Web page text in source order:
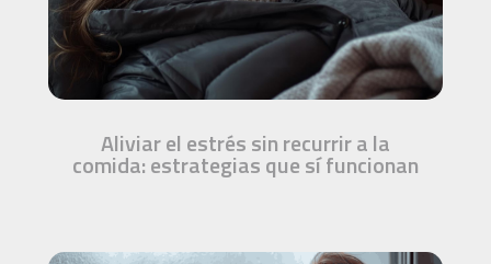
Aliviar el estrés sin recurrir a la
comida: estrategias que sí funcionan